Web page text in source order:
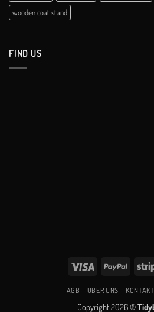
wooden coat stand
FIND US
Visa PayPal
AGB ÜBER UNS KONTAKT
Copyright 2026 ©